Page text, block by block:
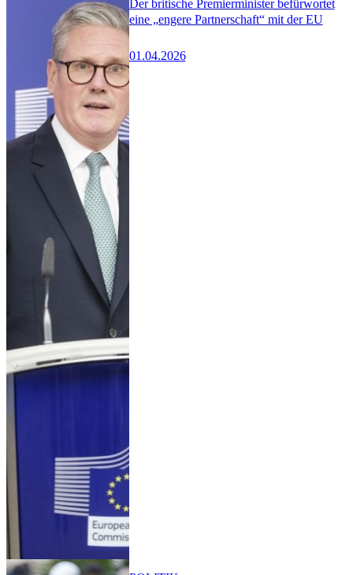
Der britische Premierminister befürwortet
eine „engere Partnerschaft“ mit der EU
01.04.2026